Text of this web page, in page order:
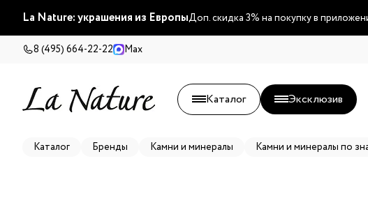
La Nature: украшения из ЕвропыДоп. скидка 3% на покупку в
8 (495) 664-22-22 Max
Каталог Эксклюзив
Каталог Бренды Камни и минералы Камни и минералы по